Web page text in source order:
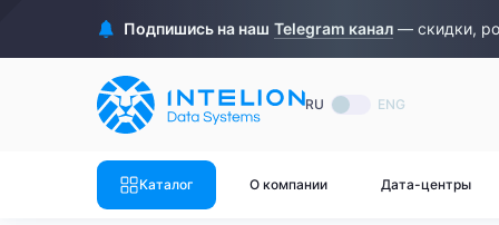
Подпишись на наш Telegram канал — скидки,
RU ENG
Каталог О компании Дата-центры
ASIC майнеры
Bitmain
Готовый